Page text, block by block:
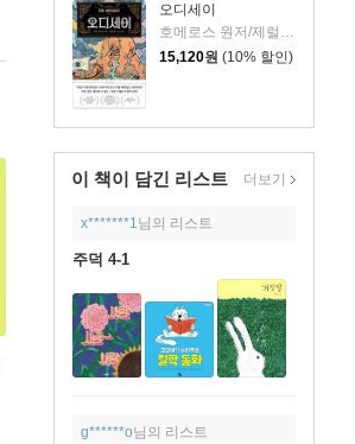
오디세이
호메로스 원저/제럴딘 매코크런 글/김재용 역/장시은 감수
15,120원 (10% 할인)
이 책이 담긴 리스트 더보기
x*******1님의 리스트
주덕 4-1
g******o님의 리스트